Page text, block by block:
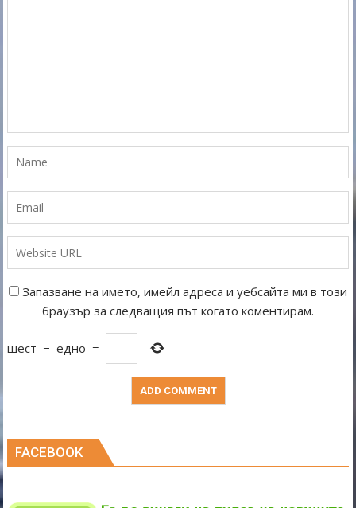
Запазване на името, имейл адреса и уебсайта ми в този
браузър за следващия път когато коментирам.
шест − едно =
FACEBOOK